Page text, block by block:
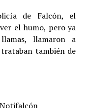
de Falcón, el
el humo, pero ya
llamaron a
también de